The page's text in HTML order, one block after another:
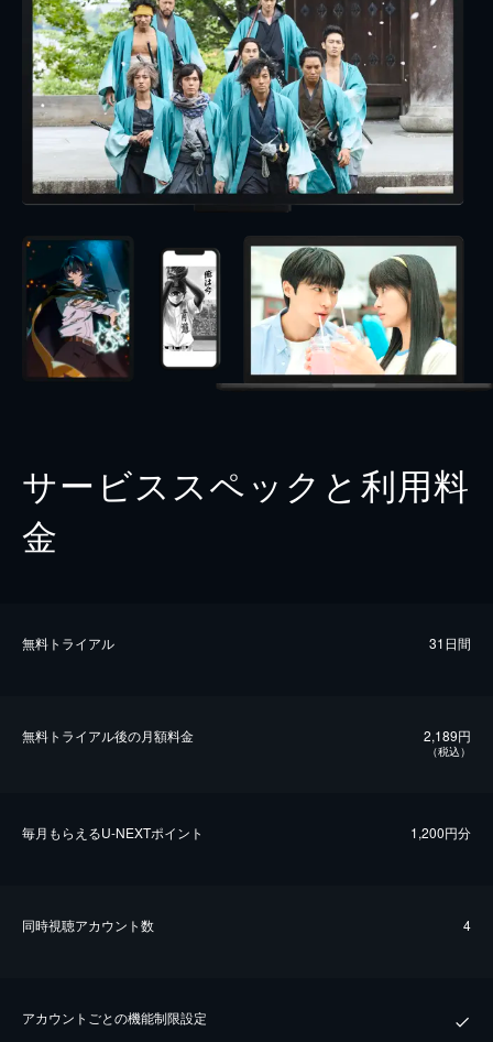
サービススペックと利用料
金
無料トライアル 31日間
無料トライアル後の⽉額料金 2,189円
（税込）
毎⽉もらえるU-NEXTポイント 1,200円分
同時視聴アカウント数 4
アカウントごとの機能制限設定